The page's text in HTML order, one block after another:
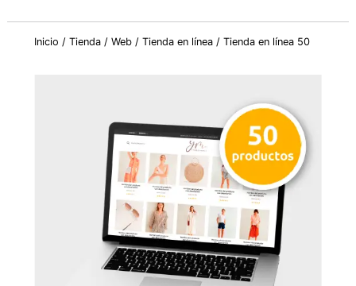
Inicio /Tienda /Web /Tienda en línea / Tienda en línea 50